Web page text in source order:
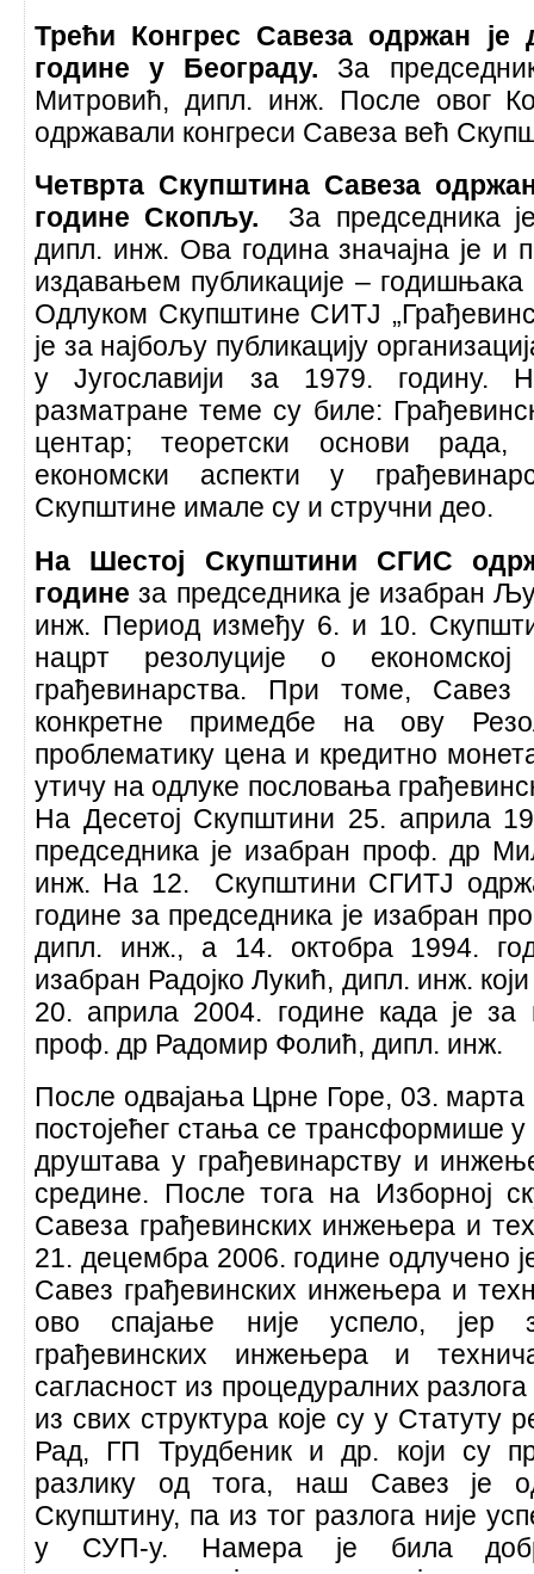
Трећи Конгрес Савеза одржан је
године у Београду. За
Митровић, дипл. инж. После овог
одржавали конгреси Савеза већ
Четврта Скупштина Савеза
године Скопљу. За председника
дипл. инж. Ова година значајна је и
издавањем публикације – годишњака
Одлуком Скупштине СИТЈ
је за најбољу публикацију
у Југославији за 1979. годину.
разматране теме су биле:
центар; теоретски основи
економски аспекти у
Скупштине имале су и стручни део.
На Шестој Скупштини СГИС
годинеза председника је изабран
инж. Период између 6. и 10.
нацрт резолуције о
грађевинарства. При томе,
конкретне примедбе на ову
проблематику цена и кредитно
утичу на одлуке пословања
На Десетој Скупштини 25. априла
председника је изабран проф. др
инж. На 12. Скупштини СГИТЈ
године за председника је изабран
дипл. инж., а 14. октобра 1994.
изабран Радојко Лукић, дипл. инж.
20. априла 2004. године када је за
проф. др Радомир Фолић, дипл. инж.
После одвајања Црне Горе, 03.
постојећег стања се трансформише у
друштава у грађевинарству и
средине. После тога на Изборној
Савеза грађевинских инжењера и
21. децембра 2006. године одлучено
Савез грађевинских инжењера и
ово спајање није успело, јер
грађевинских инжењера и
сагласност из процедуралних
из свих структура које су у Статуту
Рад, ГП Трудбеник и др. који су
разлику од тога, наш Савез је
Скупштину, па из тог разлога није
у СУП-у. Намера је била